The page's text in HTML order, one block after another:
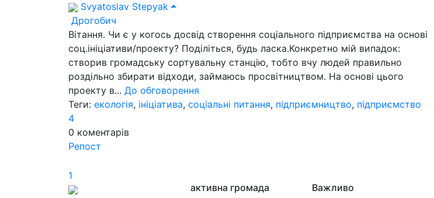
Svyatoslav Stepyak
Дрогобич
Вітання. Чи є у когось досвід створення соціального підприємства на основі
соц.ініціативи/проекту? Поділіться, будь ласка.Конкретно мій випадок:
створив громадську сортувальну станцію, тобто вчу людей правильно
роздільно збирати відходи, займаюсь просвітництвом. На основі цього
проекту в... До обговорення
Теги: екологія, ініціатива, соціальні питання, підприємництво, підприємство
4
0 коментарів
Репост
1
активна громада
Важливо